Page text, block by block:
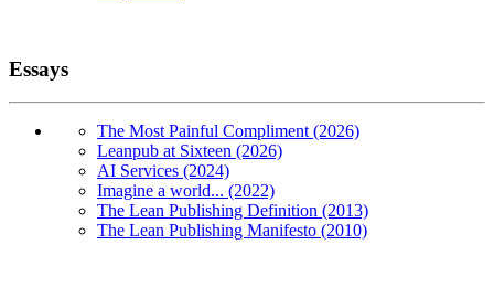
Essays
The Most Painful Compliment (2026)
Leanpub at Sixteen (2026)
AI Services (2024)
Imagine a world... (2022)
The Lean Publishing Definition (2013)
The Lean Publishing Manifesto (2010)